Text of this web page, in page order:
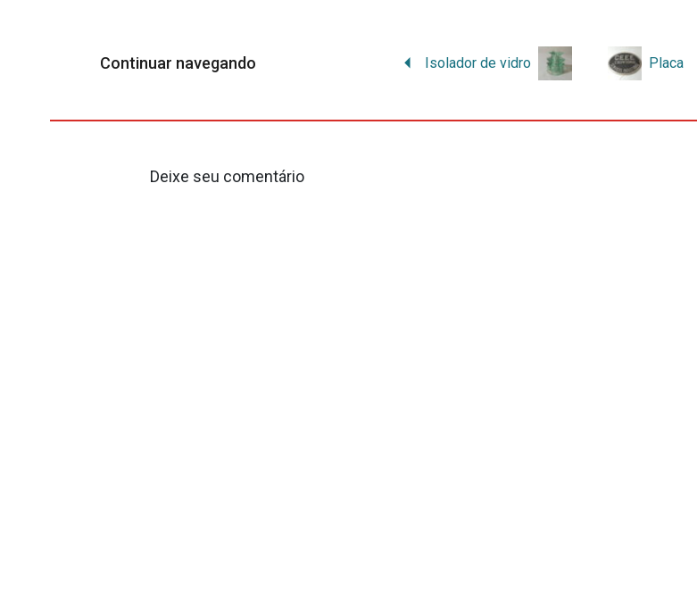
Continuar navegando Isolador de vidro Placa
Deixe seu comentário